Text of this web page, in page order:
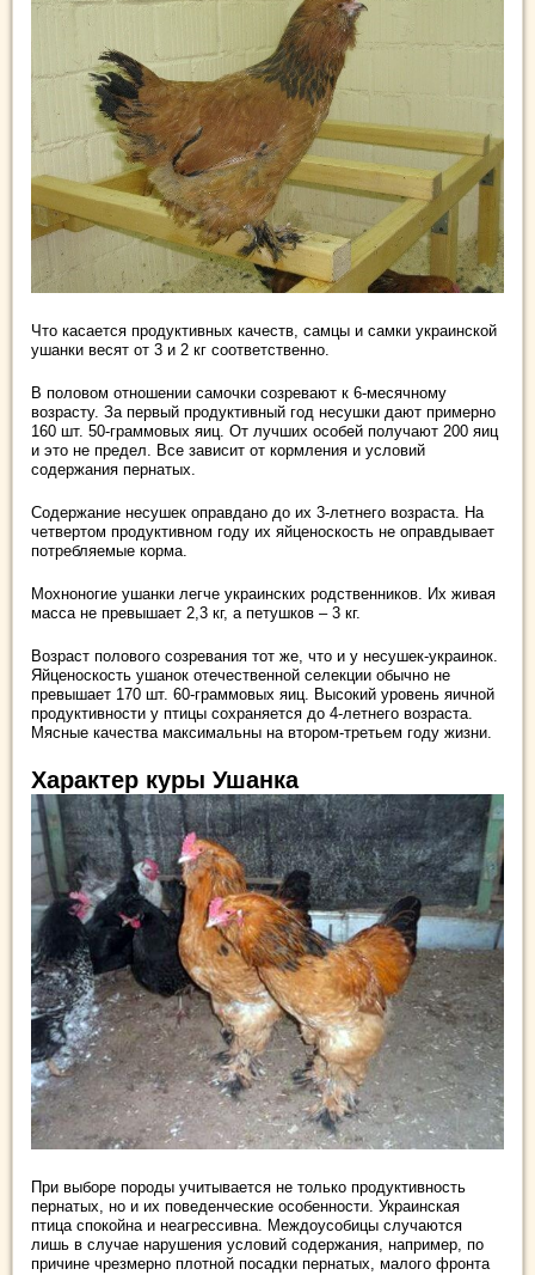
Что касается продуктивных качеств, самцы и самки украинской
ушанки весят от 3 и 2 кг соответственно.
В половом отношении самочки созревают к 6-месячному
возрасту. За первый продуктивный год несушки дают примерно
160 шт. 50-граммовых яиц. От лучших особей получают 200 яиц
и это не предел. Все зависит от кормления и условий
содержания пернатых.
Содержание несушек оправдано до их 3-летнего возраста. На
четвертом продуктивном году их яйценоскость не оправдывает
потребляемые корма.
Мохноногие ушанки легче украинских родственников. Их живая
масса не превышает 2,3 кг, а петушков – 3 кг.
Возраст полового созревания тот же, что и у несушек-украинок.
Яйценоскость ушанок отечественной селекции обычно не
превышает 170 шт. 60-граммовых яиц. Высокий уровень яичной
продуктивности у птицы сохраняется до 4-летнего возраста.
Мясные качества максимальны на втором-третьем году жизни.
Характер куры Ушанка
При выборе породы учитывается не только продуктивность
пернатых, но и их поведенческие особенности. Украинская
птица спокойна и неагрессивна. Междоусобицы случаются
лишь в случае нарушения условий содержания, например, по
причине чрезмерно плотной посадки пернатых, малого фронта